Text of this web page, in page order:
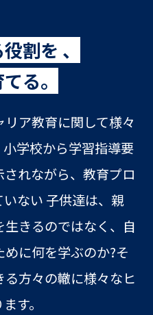
割を 、
る。
ア教育に関して様々
学校から学習指導要
れながら、教育プロ
ない 子供達は、親
きるのではなく、自
に何を学ぶのか?そ
方々の轍に様々なヒ
す。